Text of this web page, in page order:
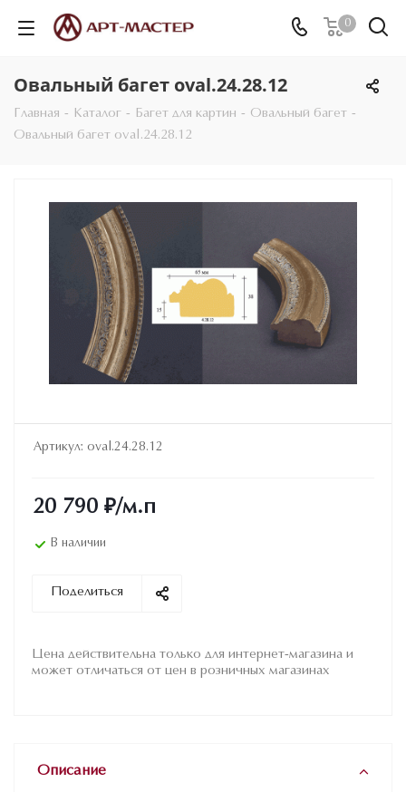
0
Овальный багет oval.24.28.12
Главная - Каталог - Багет для картин - Овальный багет -
Овальный багет oval.24.28.12
Артикул: oval.24.28.12
20 790 ₽/м.п
В наличии
Поделиться
Цена действительна только для интернет-магазина и
может отличаться от цен в розничных магазинах
Описание